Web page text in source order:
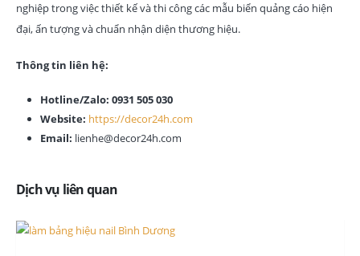
nghiệp trong việc thiết kế và thi công các mẫu biển quảng cáo hiện
đại, ấn tượng và chuẩn nhận diện thương hiệu.
Thông tin liên hệ:
Hotline/Zalo: 0931 505 030
Website: https://decor24h.com
Email: lienhe@decor24h.com
Dịch vụ liên quan